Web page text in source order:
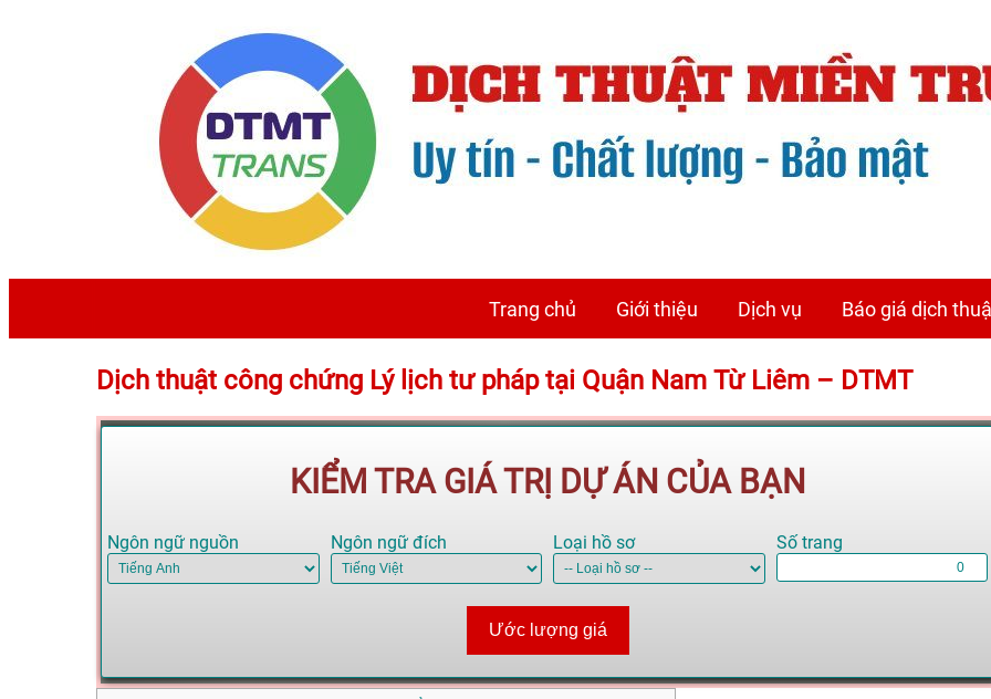
Trang chủ Giới thiệu Dịch vụ Báo giá dịch
Dịch thuật công chứng Lý lịch tư pháp tại Quận Nam Từ Liêm – DTMT
KIỂM TRA GIÁ TRỊ DỰ ÁN CỦA BẠN
Ngôn ngữ nguồn Ngôn ngữ đích Loại hồ sơ Số trang
Ước lượng giá